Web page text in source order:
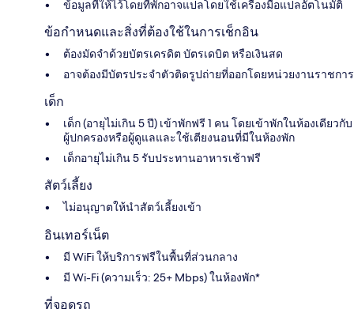
ข้อมูลที่ให้ไว้โดยที่พักอาจแปลโดยใช้เครื่องมือแปลอัตโนมัติ
ข้อกำหนดและสิ่งที่ต้องใช้ในการเช็กอิน
ต้องมัดจำด้วยบัตรเครดิต บัตรเดบิต หรือเงินสด
อาจต้องมีบัตรประจำตัวติดรูปถ่ายที่ออกโดยหน่วยงานราชการ
เด็ก
เด็ก (อายุไม่เกิน 5 ปี) เข้าพักฟรี 1 คน โดยเข้าพักในห้องเดียวกับ
ผู้ปกครองหรือผู้ดูแลและใช้เตียงนอนที่มีในห้องพัก
เด็กอายุไม่เกิน 5 รับประทานอาหารเช้าฟรี
สัตว์เลี้ยง
ไม่อนุญาตให้นำสัตว์เลี้ยงเข้า
อินเทอร์เน็ต
มี WiFi ให้บริการฟรีในพื้นที่ส่วนกลาง
มี Wi-Fi (ความเร็ว: 25+ Mbps) ในห้องพัก*
ที่จอดรถ